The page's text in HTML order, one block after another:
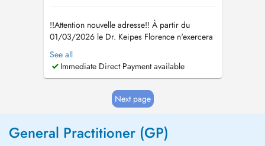
!!Attention nouvelle adresse!! À partir du
01/03/2026 le Dr. Keipes Florence n'exercera
plus au Cabinet Médical Steinsel, mais au
Centre Médical Tënten 2A, rue de l'Eglise L
7481 Tuntange Tel : 26 39 63 Fax : 26 39 63
remplace également le...
See all
Immediate Direct Payment available
Next page
General Practitioner (GP)